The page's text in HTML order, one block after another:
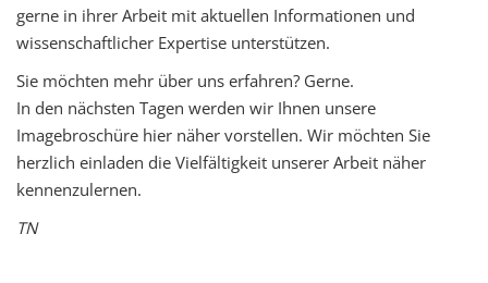
gerne in ihrer Arbeit mit aktuellen Informationen und
wissenschaftlicher Expertise unterstützen.
Sie möchten mehr über uns erfahren? Gerne.
In den nächsten Tagen werden wir Ihnen unsere
Imagebroschüre hier näher vorstellen. Wir möchten Sie
herzlich einladen die Vielfältigkeit unserer Arbeit näher
kennenzulernen.
TN